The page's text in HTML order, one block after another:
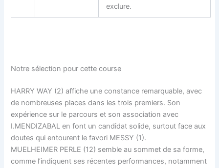
exclure.
Notre sélection pour cette course
HARRY WAY (2) affiche une constance remarquable, avec
de nombreuses places dans les trois premiers. Son
expérience sur le parcours et son association avec
I.MENDIZABAL en font un candidat solide, surtout face aux
doutes qui entourent le favori MESSY (1).
MUELHEIMER PERLE (12) semble au sommet de sa forme,
comme l’indiquent ses récentes performances, notamment